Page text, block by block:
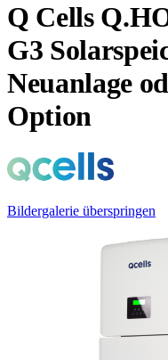
Q Cells
G3
Neuanlage
Option
Bildergalerie überspringen